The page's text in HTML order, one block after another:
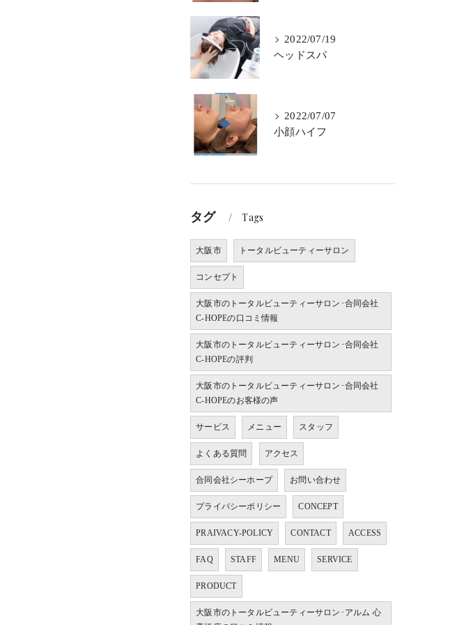
2022/07/19
ヘッドスパ
2022/07/07
小顔ハイフ
タグ Tags
大阪市 トータルビューティーサロン
コンセプト
大阪市のトータルビューティーサロン･合同会社
C-HOPEの口コミ情報
大阪市のトータルビューティーサロン･合同会社
C-HOPEの評判
大阪市のトータルビューティーサロン･合同会社
C-HOPEのお客様の声
サービス メニュー スタッフ
よくある質問 アクセス
合同会社シーホープ お問い合わせ
プライバシーポリシー CONCEPT
PRAIVACY-POLICY CONTACT ACCESS
FAQ STAFF MENU SERVICE
PRODUCT
大阪市のトータルビューティーサロン･アルム 心